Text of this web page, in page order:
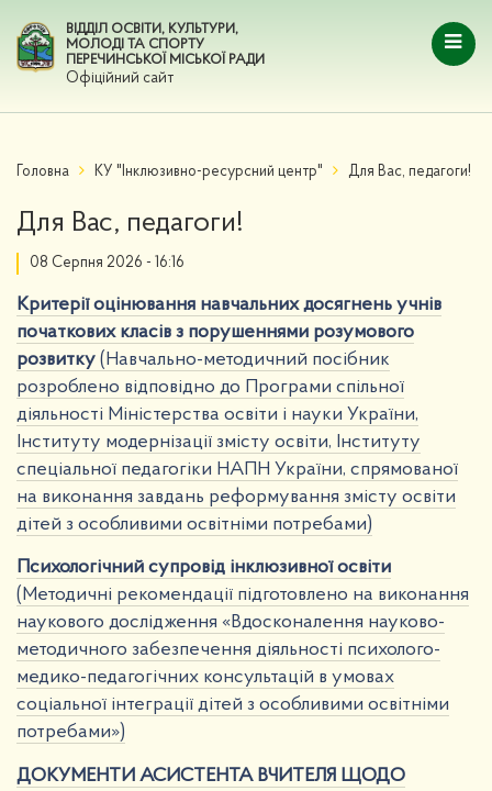
ВІДДІЛ ОСВІТИ, КУЛЬТУРИ,
МОЛОДІ ТА СПОРТУ
ПЕРЕЧИНСЬКОЇ МІСЬКОЇ РАДИ
Офіційний сайт
Головна КУ "Інклюзивно-ресурсний центр" Для Вас, педагоги!
Для Вас, педагоги!
08 Серпня 2026 - 16:16
Критерії оцінювання навчальних досягнень учнів
початкових класів з порушеннями розумового
розвитку (Навчально-методичний посібник
розроблено відповідно до Програми спільної
діяльності Міністерства освіти і науки України,
Інституту модернізації змісту освіти, Інституту
спеціальної педагогіки НАПН України, спрямованої
на виконання завдань реформування змісту освіти
дітей з особливими освітніми потребами)
Психологічний супровід інклюзивної освіти
(Методичні рекомендації підготовлено на виконання
наукового дослідження «Вдосконалення науково-
методичного забезпечення діяльності психолого-
медико-педагогічних консультацій в умовах
соціальної інтеграції дітей з особливими освітніми
потребами»)
ДОКУМЕНТИ АСИСТЕНТА ВЧИТЕЛЯ ЩОДО